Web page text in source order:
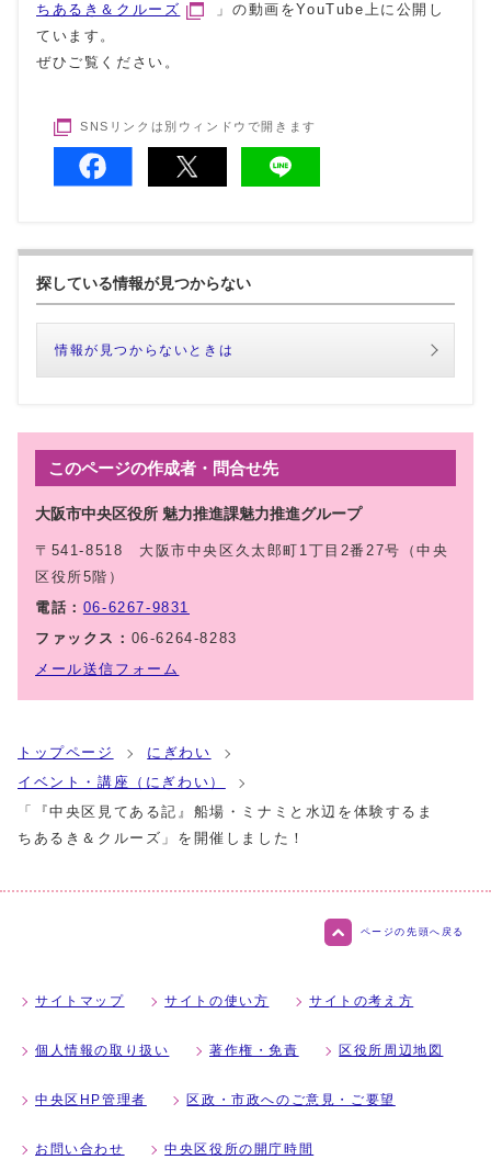
ちあるき＆クルーズ
」の動画をYouTube上に公開し
ています。
ぜひご覧ください。
SNSリンクは別ウィンドウで開きます
探している情報が見つからない
情報が見つからないときは
このページの作成者・問合せ先
大阪市中央区役所 魅力推進課魅力推進グループ
〒541-8518 大阪市中央区久太郎町1丁目2番27号（中央
区役所5階）
電話： 06-6267-9831
ファックス： 06-6264-8283
メール送信フォーム
トップページ
にぎわい
イベント・講座（にぎわい）
「『中央区見てある記』船場・ミナミと水辺を体験するま
ちあるき＆クルーズ」を開催しました！
ページの先頭へ戻る
サイトマップ サイトの使い方 サイトの考え方
個人情報の取り扱い 著作権・免責 区役所周辺地図
中央区HP管理者 区政・市政へのご意見・ご要望
お問い合わせ 中央区役所の開庁時間